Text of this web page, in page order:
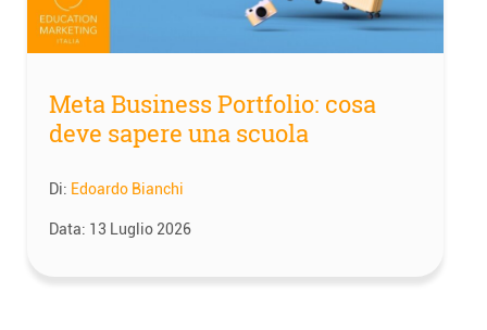
Meta Business Portfolio: cosa
deve sapere una scuola
Di: Edoardo Bianchi
Data: 13 Luglio 2026